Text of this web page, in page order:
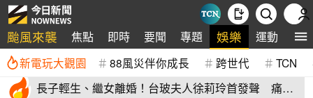
颱風來襲 焦點 即時 要聞 專題 娛樂 運動 全
新電玩大觀園 88風災伴你成長 跨世代 TCN
長子輕生、繼女離婚！台玻夫人徐莉玲首發聲 痛揭